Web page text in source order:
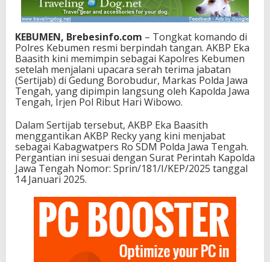
KEBUMEN, Brebesinfo.com – Tongkat komando di
Polres Kebumen resmi berpindah tangan. AKBP Eka
Baasith kini memimpin sebagai Kapolres Kebumen
setelah menjalani upacara serah terima jabatan
(Sertijab) di Gedung Borobudur, Markas Polda Jawa
Tengah, yang dipimpin langsung oleh Kapolda Jawa
Tengah, Irjen Pol Ribut Hari Wibowo.
Dalam Sertijab tersebut, AKBP Eka Baasith
menggantikan AKBP Recky yang kini menjabat
sebagai Kabagwatpers Ro SDM Polda Jawa Tengah.
Pergantian ini sesuai dengan Surat Perintah Kapolda
Jawa Tengah Nomor: Sprin/181/I/KEP/2025 tanggal
14 Januari 2025.